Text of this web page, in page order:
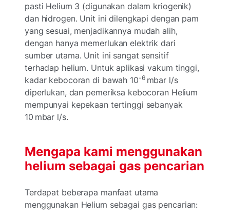
pasti Helium 3 (digunakan dalam kriogenik)
dan hidrogen. Unit ini dilengkapi dengan pam
yang sesuai, menjadikannya mudah alih,
dengan hanya memerlukan elektrik dari
sumber utama. Unit ini sangat sensitif
terhadap helium. Untuk aplikasi vakum tinggi,
kadar kebocoran di bawah 10-6mbar l/s
diperlukan, dan pemeriksa kebocoran Helium
mempunyai kepekaan tertinggi sebanyak
10 mbar l/s.
Mengapa kami menggunakan
helium sebagai gas pencarian
Terdapat beberapa manfaat utama
menggunakan Helium sebagai gas pencarian: